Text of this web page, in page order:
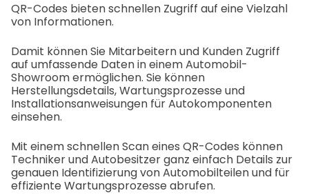
QR-Codes bieten schnellen Zugriff auf eine Vielzahl
von Informationen.
Damit können Sie Mitarbeitern und Kunden Zugriff
auf umfassende Daten in einem Automobil-
Showroom ermöglichen. Sie können
Herstellungsdetails, Wartungsprozesse und
Installationsanweisungen für Autokomponenten
einsehen.
Mit einem schnellen Scan eines QR-Codes können
Techniker und Autobesitzer ganz einfach Details zur
genauen Identifizierung von Automobilteilen und für
effiziente Wartungsprozesse abrufen.